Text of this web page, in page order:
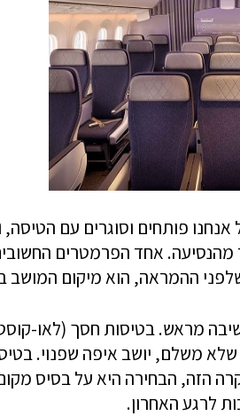
פותחים וסוגרים עם הטיסה,
מהנסיעה. אחד הפרמטרים
שלפני ההמראה, הוא מיקום המושב
מראש. בטיסות חסך (לאו-
משלם, יושב איפה שפנוי.
הזה, הבחירה היא על בסיס
לרגע האחרון.